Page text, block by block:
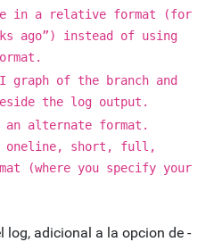
in a relative format (for
ago”) instead of using
graph of the branch and
the log output.
an alternate format.
oneline, short, full,
(where you specify your
log, adicional a la opcion de -